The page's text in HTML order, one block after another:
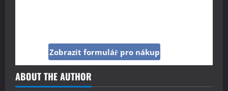
Zobrazit formulář pro nákup
ABOUT THE AUTHOR